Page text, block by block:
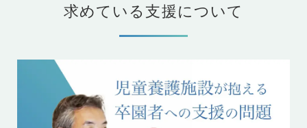
求めている支援について